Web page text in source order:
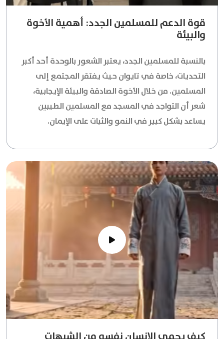
قوة الدعم للمسلمين الجدد: أهمية الأخوة
والبيئة
بالنسبة للمسلمين الجدد، يعتبر الشعور بالوحدة أحد أكبر
التحديات، خاصة في تايوان حيث يفتقر المجتمع إلى
المسلمين. من خلال الأخوة الصادقة والبيئة الإيجابية،
شعر أن التواجد في المسجد مع المسلمين الطيبين
يساعد بشكل كبير في النمو والثبات على الإيمان.